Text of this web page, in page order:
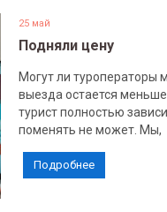
25 май
Подняли цену
Могут ли туроператоры
выезда остается
турист полностью
поменять не может. Мы,
Подробнее